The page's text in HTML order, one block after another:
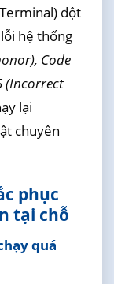
đột
hệ thống
Code
(Incorrect
lại
chuyên
phục
tại chỗ
quá